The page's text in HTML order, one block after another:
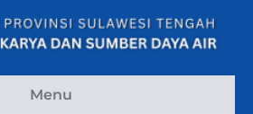
Menu